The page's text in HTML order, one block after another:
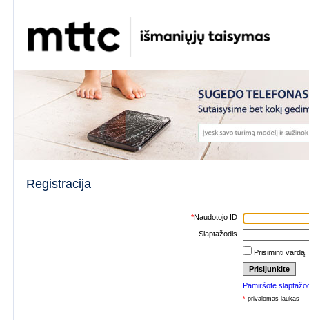
Registracija
*Naudotojo ID
Slaptažodis
Prisiminti vardą
Pamiršote
*privalomas laukas